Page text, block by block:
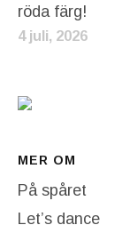
röda färg!
4 juli, 2026
MER OM
På spåret
Let’s dance